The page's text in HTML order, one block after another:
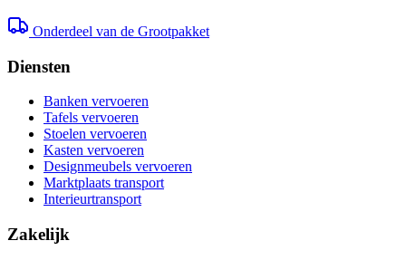
Onderdeel van de Grootpakket
Diensten
Banken vervoeren
Tafels vervoeren
Stoelen vervoeren
Kasten vervoeren
Designmeubels vervoeren
Marktplaats transport
Interieurtransport
Zakelijk